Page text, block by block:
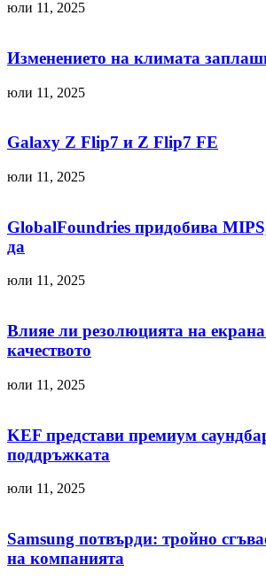
юли 11, 2025
Изменението на климата
юли 11, 2025
Galaxy Z Flip7 и Z Flip7 FE
юли 11, 2025
GlobalFoundries придобива
да
юли 11, 2025
Влияе ли резолюцията на
качеството
юли 11, 2025
KEF представи премиум
поддръжката
юли 11, 2025
Samsung потвърди: тройно
на компанията